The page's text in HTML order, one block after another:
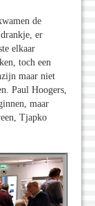
de
er
elkaar
toch een
maar niet
Paul Hoogers,
maar
Tjapko